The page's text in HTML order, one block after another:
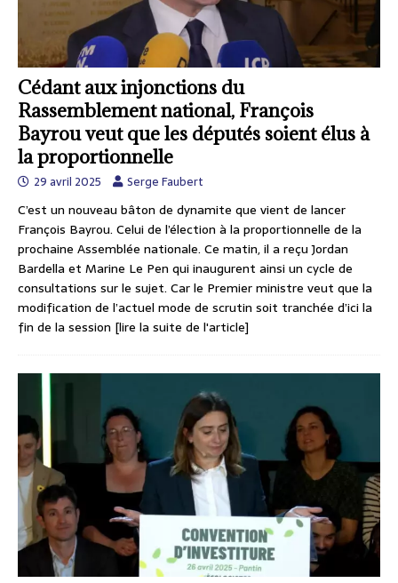
Cédant aux injonctions du
Rassemblement national, François
Bayrou veut que les députés soient élus à
la proportionnelle
29 avril 2025 Serge Faubert
C’est un nouveau bâton de dynamite que vient de lancer
François Bayrou. Celui de l’élection à la proportionnelle de la
prochaine Assemblée nationale. Ce matin, il a reçu Jordan
Bardella et Marine Le Pen qui inaugurent ainsi un cycle de
consultations sur le sujet. Car le Premier ministre veut que la
modification de l’actuel mode de scrutin soit tranchée d’ici la
fin de la session [lire la suite de l'article]